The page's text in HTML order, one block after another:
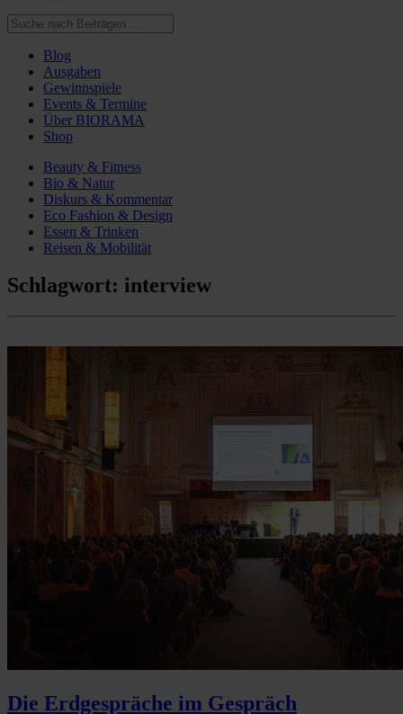
Blog
Ausgaben
Gewinnspiele
Events & Termine
Über BIORAMA
Shop
Beauty & Fitness
Bio & Natur
Diskurs & Kommentar
Eco Fashion & Design
Essen & Trinken
Reisen & Mobilität
Schlagwort: interview
Die Erdgespräche im Gespräch